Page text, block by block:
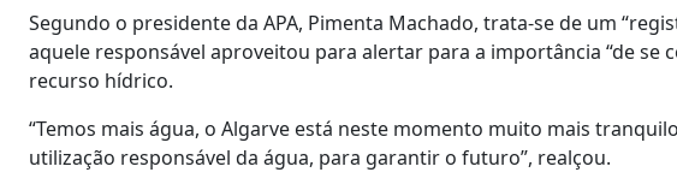
Segundo o presidente da APA, Pimenta Machado, trata-se de um
aquele responsável aproveitou para alertar para a importância “de se
recurso hídrico.
“Temos mais água, o Algarve está neste momento muito mais
utilização responsável da água, para garantir o futuro”, realçou.